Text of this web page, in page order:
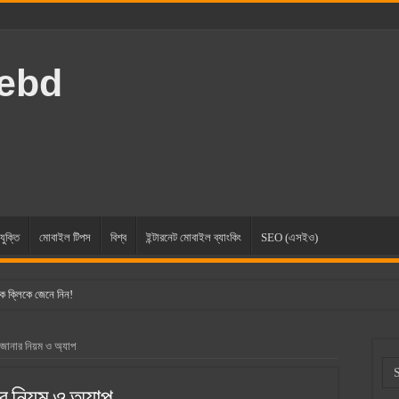
মোবাইল টিপস বিশ্ব ইন্টারনেট মোবাইল ব্যাংকিং SEO (এসইও)
ক্লিকে জেনে নিন!
নিয়ম ও অ্যাপ